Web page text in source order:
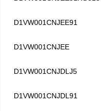
D1VW001CNJEE91
D1VW001CNJEE
D1VW001CNJDLJ5
D1VW001CNJDL91